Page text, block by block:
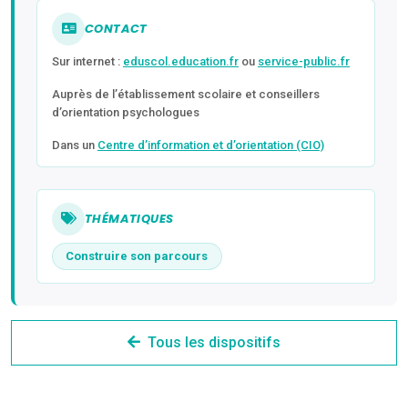
CONTACT
Sur internet : eduscol.education.fr ou service-public.fr
Auprès de l’établissement scolaire et conseillers
d’orientation psychologues
Dans un Centre d’information et d’orientation (CIO)
THÉMATIQUES
Construire son parcours
Tous les dispositifs